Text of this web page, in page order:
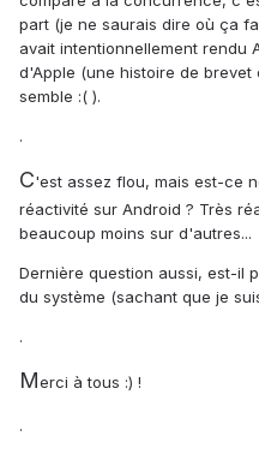
part (je ne saurais dire où ça
avait intentionnellement rendu
d'Apple (une histoire de
semble :( ).
.
C'est assez flou, mais est-ce
réactivité sur Android ? Très
beaucoup moins sur d'autres...
Dernière question aussi, est-il
du système (sachant que je
.
Merci à tous :) !
.